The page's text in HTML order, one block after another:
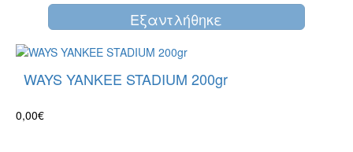
Eξαντλήθηκε
WAYS YANKEE STADIUM 200gr
0,00€